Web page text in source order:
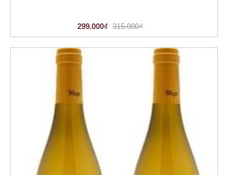
299.000₫ 315.000₫